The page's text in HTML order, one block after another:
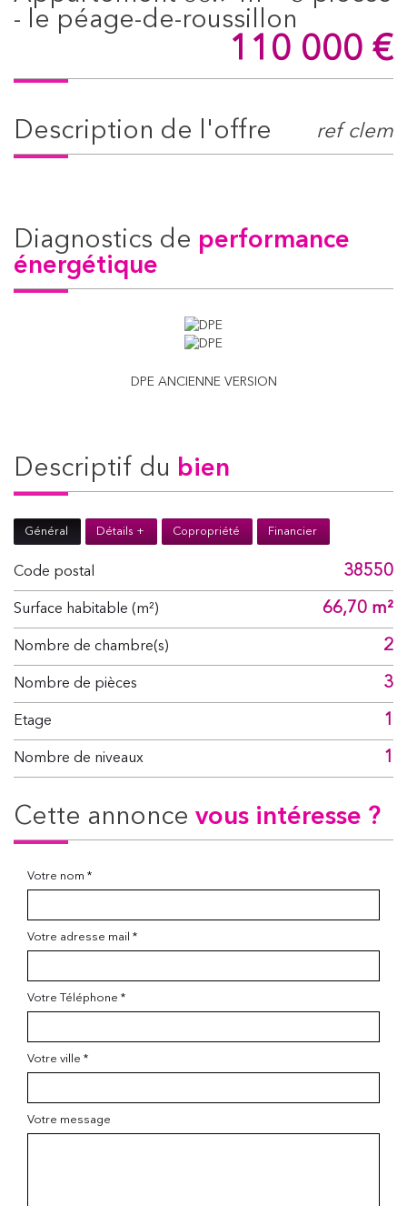
- le péage-de-roussillon
110 000 €
description de l'offre ref clem
diagnostics de performance
énergétique
DPE ANCIENNE VERSION
descriptif du bien
Général Détails + Copropriété Financier
Code postal 38550
Surface habitable (m²) 66,70 m²
Nombre de chambre(s) 2
Nombre de pièces 3
Etage 1
Nombre de niveaux 1
cette annonce vous intéresse ?
Votre nom *
Votre adresse mail *
Votre Téléphone *
Votre ville *
Votre message